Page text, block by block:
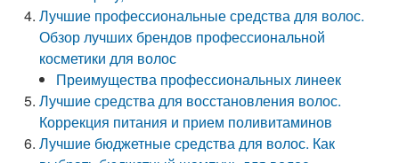
Лучшие профессиональные средства для волос.
Обзор лучших брендов профессиональной
косметики для волос
Преимущества профессиональных линеек
Лучшие средства для восстановления волос.
Коррекция питания и прием поливитаминов
Лучшие бюджетные средства для волос. Как